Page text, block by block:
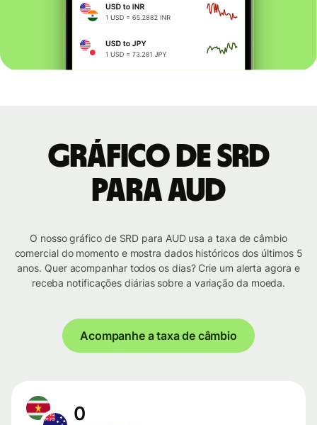
Gráfico de SRD
para AUD
O nosso gráfico de SRD para AUD usa a taxa de câmbio
comercial do momento e mostra dados históricos dos últimos 5
anos. Quer acompanhar todos os dias? Crie um alerta agora e
receba notificações diárias sobre a variação da moeda.
Acompanhe a taxa de câmbio
0